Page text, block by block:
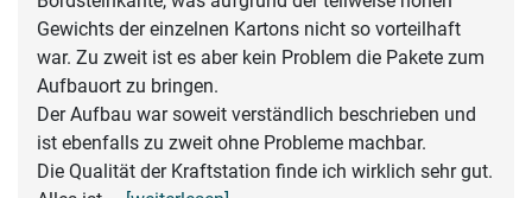
Gewichts der einzelnen Kartons nicht so vorteilhaft
war. Zu zweit ist es aber kein Problem die Pakete zum
Aufbauort zu bringen.
Der Aufbau war soweit verständlich beschrieben und
ist ebenfalls zu zweit ohne Probleme machbar.
Die Qualität der Kraftstation finde ich wirklich sehr gut.